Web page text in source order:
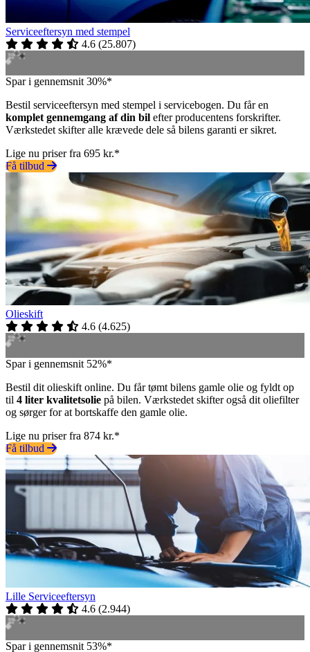
Serviceeftersyn med stempel
4.6 (25.807)
Spar i gennemsnit 30%*
Bestil serviceeftersyn med stempel i servicebogen. Du får en
komplet gennemgang af din bil efter producentens forskrifter.
Værkstedet skifter alle krævede dele så bilens garanti er sikret.
Lige nu priser fra 695 kr.*
Få tilbud
Olieskift
4.6 (4.625)
Spar i gennemsnit 52%*
Bestil dit olieskift online. Du får tømt bilens gamle olie og fyldt op
til 4 liter kvalitetsolie på bilen. Værkstedet skifter også dit oliefilter
og sørger for at bortskaffe den gamle olie.
Lige nu priser fra 874 kr.*
Få tilbud
Lille Serviceeftersyn
4.6 (2.944)
Spar i gennemsnit 53%*